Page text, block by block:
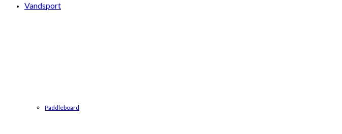
Vandsport
Paddleboard